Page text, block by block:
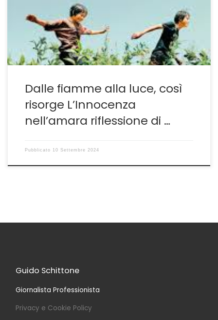
sotto forma di una struttura che ricorda il noir e che
sfocia in un'analisi spietata sui disastri derivanti
dall'incomunicabilità e dalla vergogna di esternare i
propri sentimenti
Dalle fiamme alla luce, così
risorge L’Innocenza
nell’amara riflessione di …
Pubblicato 10 Settembre 2024
Guido Schittone
Giornalista Professionista
Privacy e Cookie Policy